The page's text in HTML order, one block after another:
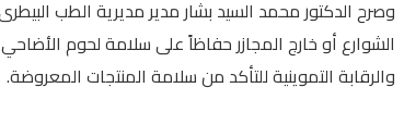
وصرح الدكتور محمد السيد بشار مدير مديرية الطب
الشوارع أو خارج المجازر حفاظاً على سلامة لحوم
والرقابة التموينية للتأكد من سلامة المنتجات المعروضة.